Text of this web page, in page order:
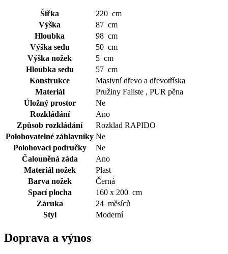
Šířka
220 cm
Výška
87 cm
Hloubka
98 cm
Výška sedu
50 cm
Výška nožek
5 cm
Hloubka sedu
57 cm
Konstrukce
Masivní dřevo a dřevotříska
Materiál
Pružiny Faliste , PUR pěna
Úložný prostor
Ne
Rozkládání
Ano
Způsob rozkládání
Rozklad RAPIDO
Polohovatelné záhlavníky Ne
Polohovací područky
Ne
Čalouněná záda
Ano
Materiál nožek
Plast
Barva nožek
Černá
Spací plocha
160 x 200 cm
Záruka
24 měsíců
Styl
Moderní
Doprava a výnos